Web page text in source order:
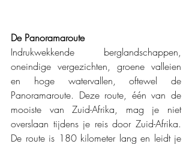
De Panoramaroute
Indrukwekkende berglandschappen,
oneindige vergezichten, groene valleien
en hoge watervallen, oftewel de
Panoramaroute. Deze route, één van de
mooiste van Zuid-Afrika, mag je niet
overslaan tijdens je reis door Zuid-Afrika.
De route is 180 kilometer lang en leidt je